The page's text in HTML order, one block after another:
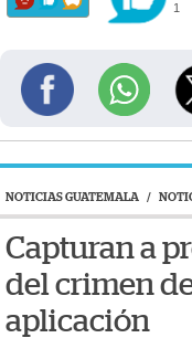
1
NOTICIAS GUATEMALA /
Capturan a
del crimen
aplicación